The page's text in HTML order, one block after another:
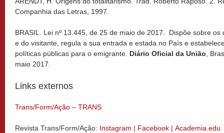
Companhia das Letras, 1997.
BRASIL. Lei nº 13.445, de 25 de maio de 2017. Dispõe sobre
e do visitante, regula a sua entrada e estada no País e
políticas públicas para o emigrante. Diário Oficial da União ,
maio 2017.
Links externos
Trans/Form/Ação – TRANS
Revista Trans/Form/Ação: Instagram | Facebook | Academia.edu